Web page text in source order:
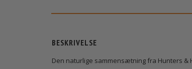
BESKRIVELSE
Den naturlige sammensætning fra Hunters